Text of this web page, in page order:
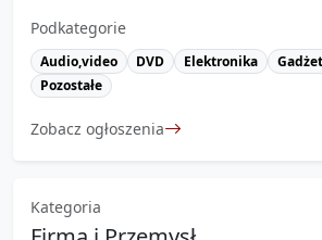
Podkategorie
Audio,video DVD Elektronika
Pozostałe
Zobacz ogłoszenia
Kategoria